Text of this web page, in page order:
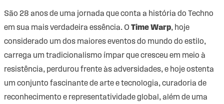
São 28 anos de uma jornada que conta a história do Techno
em sua mais verdadeira essência. O Time Warp, hoje
considerado um dos maiores eventos do mundo do estilo,
carrega um tradicionalismo ímpar que cresceu em meio à
resistência, perdurou frente às adversidades, e hoje ostenta
um conjunto fascinante de arte e tecnologia, curadoria de
reconhecimento e representatividade global, além de uma